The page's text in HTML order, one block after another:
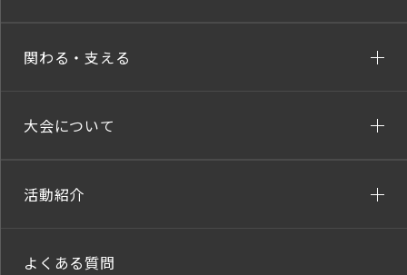
関わる・支える
大会について
活動紹介
よくある質問